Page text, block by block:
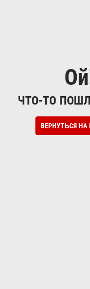
ЧТО-ТО
ВЕРНУТЬСЯ НА